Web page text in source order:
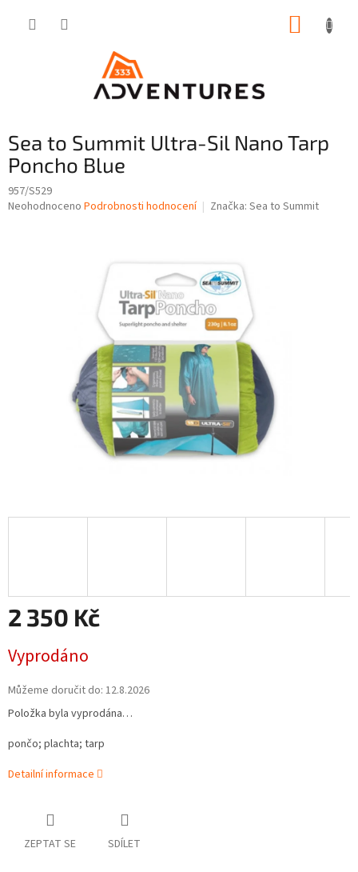
Sea to Summit Ultra-Sil Nano Tarp
Poncho Blue
957/S529
Průměrné
Neohodnoceno Podrobnosti hodnocení Značka: Sea to Summit
2 350 Kč
cena:
Vyprodáno
Můžeme doručit do: 12.8.2026
Položka byla vyprodána…
pončo; plachta; tarp
Detailní informace
ZEPTAT SE SDÍLET